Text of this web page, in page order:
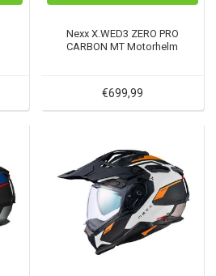
Nexx X.WED3 ZERO PRO
CARBON MT Motorhelm
€699,99